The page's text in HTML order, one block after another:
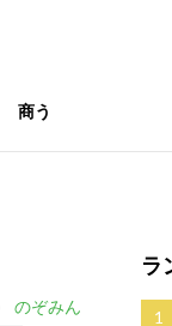
商う
のぞみん
ラ